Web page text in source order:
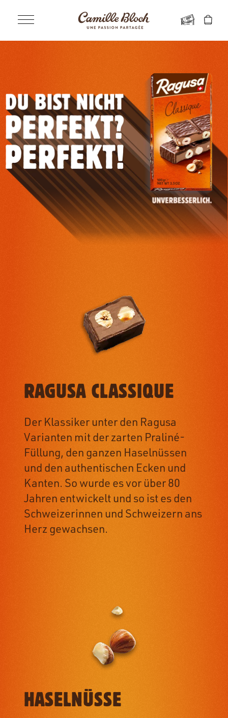
RAGUSA CLASSIQUE
Der Klassiker unter den Ragusa
Varianten mit der zarten Praliné-
Füllung, den ganzen Haselnüssen
und den authentischen Ecken und
Kanten. So wurde es vor über 80
Jahren entwickelt und so ist es den
Schweizerinnen und Schweizern ans
Herz gewachsen.
HASELNÜSSE